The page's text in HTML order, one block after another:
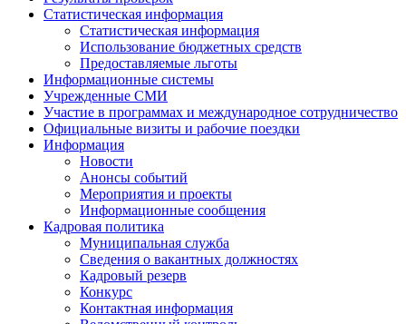
Статистическая информация
Статистическая информация
Использование бюджетных средств
Предоставляемые льготы
Информационные системы
Учрежденные СМИ
Участие в программах и международное сотрудничество
Официальные визиты и рабочие поездки
Информация
Новости
Анонсы событий
Мероприятия и проекты
Информационные сообщения
Кадровая политика
Муниципальная служба
Сведения о вакантных должностях
Кадровый резерв
Конкурс
Контактная информация